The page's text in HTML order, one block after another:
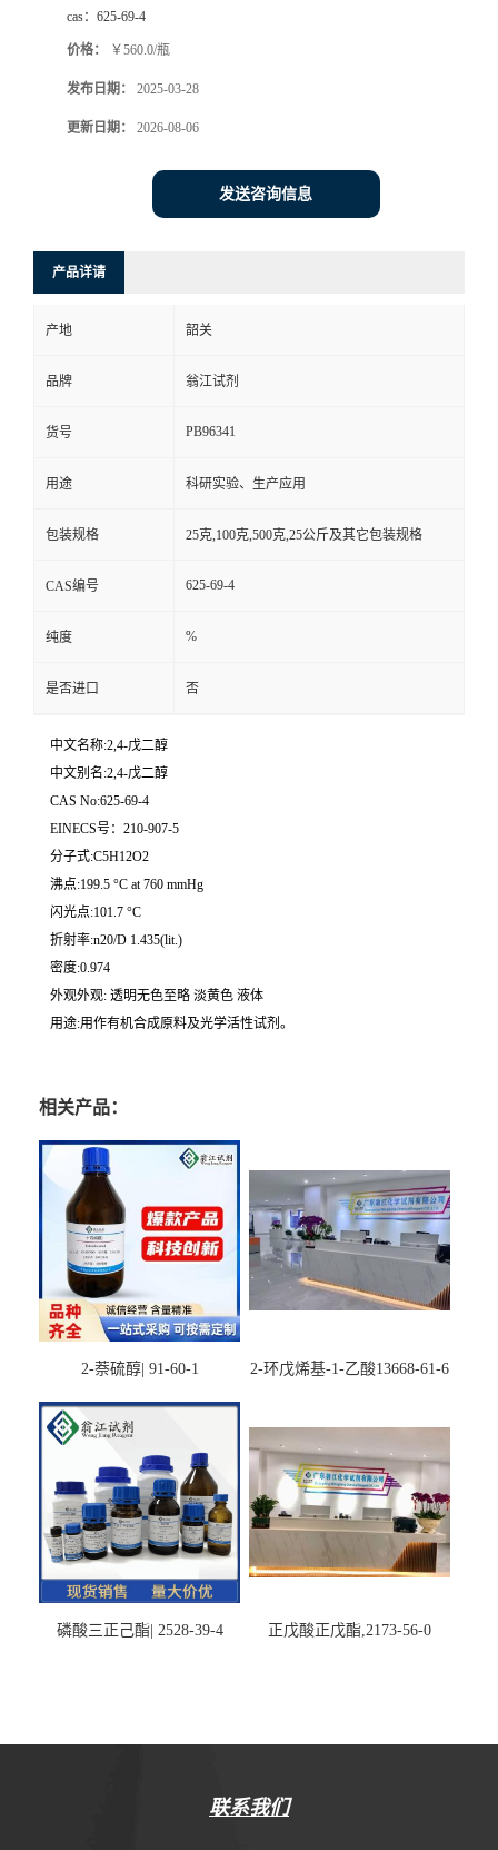
cas： 625-69-4
价格： ￥560.0/瓶
发布日期： 2025-03-28
更新日期： 2026-08-06
发送咨询信息
产品详请
产地 韶关
品牌 翁江试剂
货号 PB96341
用途 科研实验、生产应用
包装规格 25克,100克,500克,25公斤及其它包装规格
CAS编号 625-69-4
纯度 %
是否进口 否
中文名称:2,4-戊二醇
中文别名:2,4-戊二醇
CAS No:625-69-4
EINECS号：210-907-5
分子式:C5H12O2
沸点:199.5 °C at 760 mmHg
闪光点:101.7 °C
折射率:n20/D 1.435(lit.)
密度:0.974
外观外观: 透明无色至略 淡黄色 液体
用途:用作有机合成原料及光学活性试剂。
相关产品：
2-萘硫醇| 91-60-1 2-环戊烯基-1-乙酸13668-61-6
磷酸三正己酯| 2528-39-4 正戊酸正戊酯,2173-56-0
联系我们